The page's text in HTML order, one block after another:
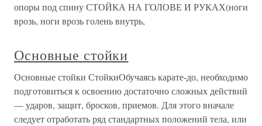
опоры под спину СТОЙКА НА ГОЛОВЕ И РУКАХ(ноги
врозь, ноги врозь голень внутрь,
Основные стойки
Основные стойки СтойкиОбучаясь карате-до, необходимо
подготовиться к освоению достаточно сложных действий
— ударов, защит, бросков, приемов. Для этого вначале
следует отработать ряд стандартных положений тела, или